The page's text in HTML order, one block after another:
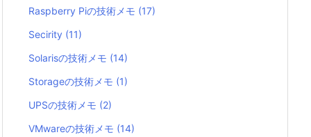
Raspberry Piの技術メモ (17)
Secirity (11)
Solarisの技術メモ (14)
Storageの技術メモ (1)
UPSの技術メモ (2)
VMwareの技術メモ (14)